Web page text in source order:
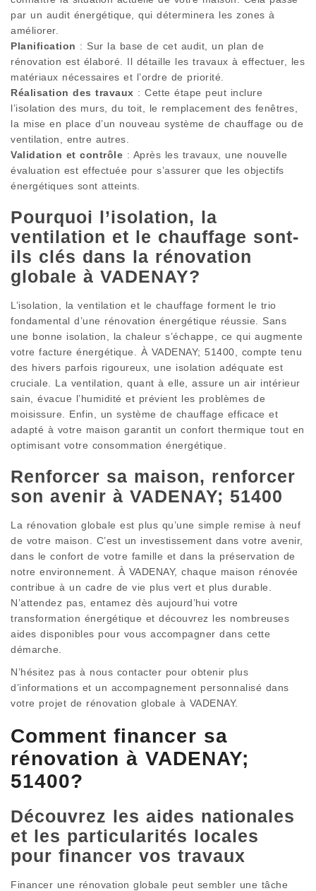
par un audit énergétique, qui déterminera les zones à
améliorer.
Planification : Sur la base de cet audit, un plan de
rénovation est élaboré. Il détaille les travaux à effectuer, les
matériaux nécessaires et l’ordre de priorité.
Réalisation des travaux : Cette étape peut inclure
l’isolation des murs, du toit, le remplacement des fenêtres,
la mise en place d’un nouveau système de chauffage ou de
ventilation, entre autres.
Validation et contrôle : Après les travaux, une nouvelle
évaluation est effectuée pour s’assurer que les objectifs
énergétiques sont atteints.
Pourquoi l’isolation, la
ventilation et le chauffage sont-
ils clés dans la rénovation
globale à VADENAY?
L’isolation, la ventilation et le chauffage forment le trio
fondamental d’une rénovation énergétique réussie. Sans
une bonne isolation, la chaleur s’échappe, ce qui augmente
votre facture énergétique. À VADENAY; 51400, compte tenu
des hivers parfois rigoureux, une isolation adéquate est
cruciale. La ventilation, quant à elle, assure un air intérieur
sain, évacue l’humidité et prévient les problèmes de
moisissure. Enfin, un système de chauffage efficace et
adapté à votre maison garantit un confort thermique tout en
optimisant votre consommation énergétique.
Renforcer sa maison, renforcer
son avenir à VADENAY; 51400
La rénovation globale est plus qu’une simple remise à neuf
de votre maison. C’est un investissement dans votre avenir,
dans le confort de votre famille et dans la préservation de
notre environnement. À VADENAY, chaque maison rénovée
contribue à un cadre de vie plus vert et plus durable.
N’attendez pas, entamez dès aujourd’hui votre
transformation énergétique et découvrez les nombreuses
aides disponibles pour vous accompagner dans cette
démarche.
N’hésitez pas à nous contacter pour obtenir plus
d’informations et un accompagnement personnalisé dans
votre projet de rénovation globale à VADENAY.
Comment financer sa
rénovation à VADENAY;
51400?
Découvrez les aides nationales
et les particularités locales
pour financer vos travaux
Financer une rénovation globale peut sembler une tâche